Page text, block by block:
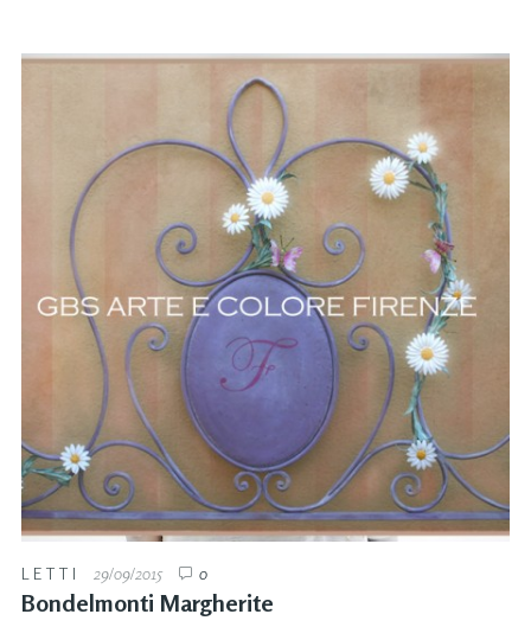
LETTI 29/09/2015 0
Bondelmonti Margherite